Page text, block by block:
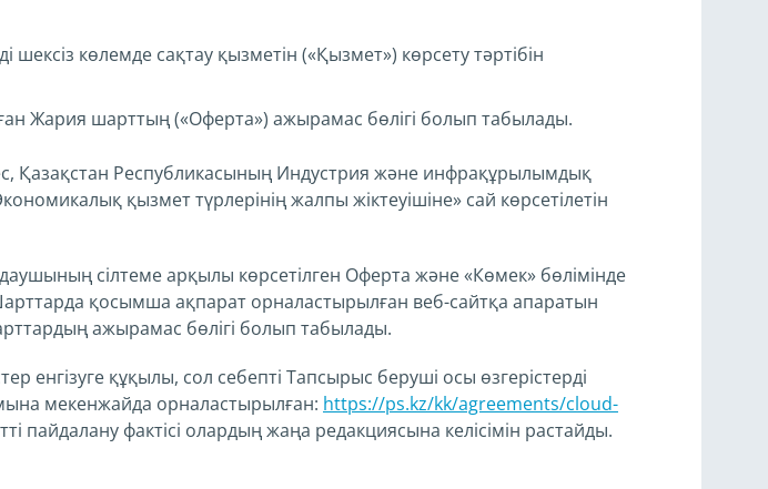
көлемде сақтау қызметін («Қызмет») көрсету тәртібін
Жария шарттың («Оферта») ажырамас бөлігі болып табылады.
Қазақстан Республикасының Индустрия және инфрақұрылымдық
қызмет түрлерінің жалпы жіктеуішіне» сай көрсетілетін
сілтеме арқылы көрсетілген Оферта және «Көмек» бөлімінде
қосымша ақпарат орналастырылған веб-сайтқа апаратын
ажырамас бөлігі болып табылады.
енгізуге құқылы, сол себепті Тапсырыс беруші осы өзгерістерді
мекенжайда орналастырылған: https://ps.kz/kk/agreements/cloud-
пайдалану фактісі олардың жаңа редакциясына келісімін растайды.